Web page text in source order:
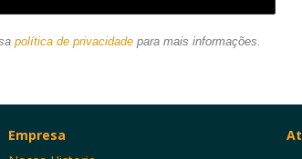
política de privacidade para mais informações.
Empresa